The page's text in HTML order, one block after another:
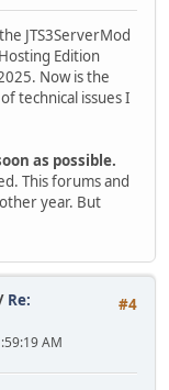
JTS3ServerMod
Edition
Now is the
technical issues I
as possible.
This forums and
year. But
#4
Re:
AM